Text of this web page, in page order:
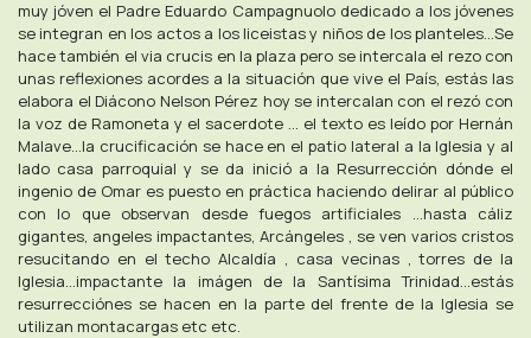
muy jóven el Padre Eduardo Campagnuolo dedicado a los jóvenes
se integran en los actos a los liceistas y niños de los planteles...Se
hace también el via crucis en la plaza pero se intercala el rezo con
unas reflexiones acordes a la situación que vive el País, estás las
elabora el Diácono Nelson Pérez hoy se intercalan con el rezó con
la voz de Ramoneta y el sacerdote ... el texto es leído por Hernán
Malave...la crucificación se hace en el patio lateral a la Iglesia y al
lado casa parroquial y se da inició a la Resurrección dónde el
ingenio de Omar es puesto en práctica haciendo delirar al público
con lo que observan desde fuegos artificiales ...hasta cáliz
gigantes, angeles impactantes, Arcángeles , se ven varios cristos
resucitando en el techo Alcaldía , casa vecinas , torres de la
Iglesia...impactante la imágen de la Santísima Trinidad...estás
resurrecciónes se hacen en la parte del frente de la Iglesia se
utilizan montacargas etc etc.